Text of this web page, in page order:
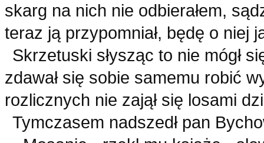
skarg na nich nie odbierałem,
teraz ją przypomniał, będę o niej
Skrzetuski słysząc to nie mógł
zdawał się sobie samemu robić
rozlicznych nie zajął się losami
Tymczasem nadszedł pan